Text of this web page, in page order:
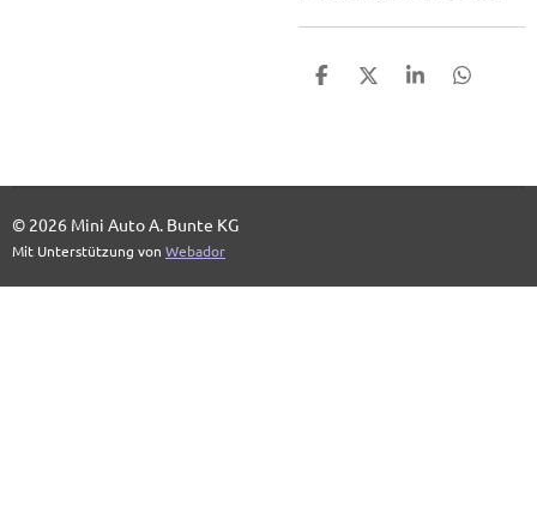
T
n
T
n
T
n
T
n
© 2026 Mini Auto A. Bunte KG
Mit Unterstützung von Webador